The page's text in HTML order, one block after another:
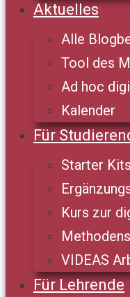
Aktuelles
Alle
Tool des
Ad hoc
Kalender
Für
Starter
Kurs zur
VIDEAS
Für Lehrende